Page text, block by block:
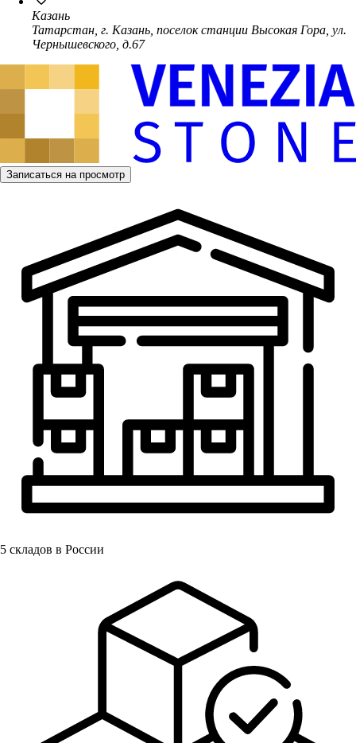
Казань
Татарстан, г. Казань, поселок станции Высокая Гора, ул.
Чернышевского, д.67
Записаться на просмотр
5 складов в России